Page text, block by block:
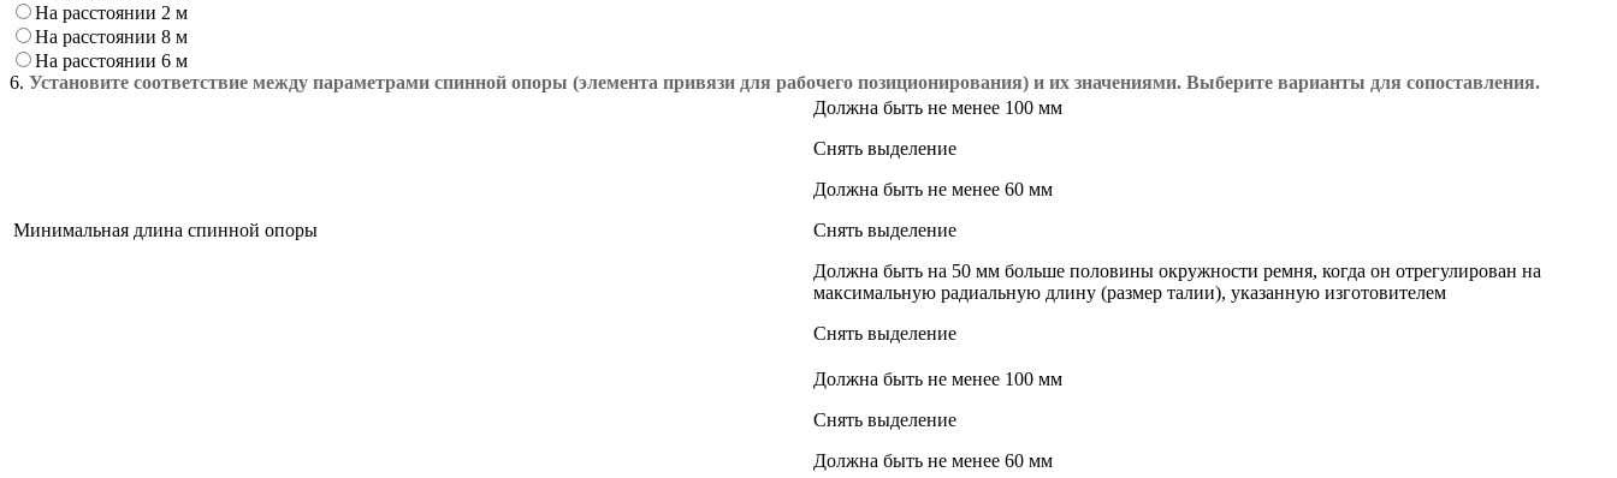
На расстоянии 2 м
На расстоянии 8 м
На расстоянии 6 м
6. Установите соответствие между параметрами спинной опоры (элемента привязи для рабочего позиционирования) и их значениями. Выберите варианты для сопоставления.
Минимальная длина спинной опоры
Должна быть не менее 100 мм
Снять выделение
Должна быть не менее 60 мм
Снять выделение
Должна быть на 50 мм больше половины окружности ремня, когда он отрегулирован на
максимальную радиальную длину (размер талии), указанную изготовителем
Снять выделение
Должна быть не менее 100 мм
Снять выделение
Должна быть не менее 60 мм